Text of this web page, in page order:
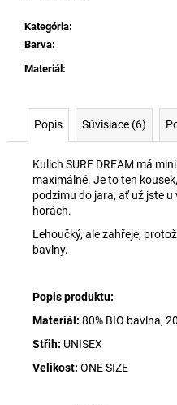
Kategória:
Barva:
Materiál:
Popis Súvisiace (6)
Kulich SURF DREAM má
maximálně. Je to ten
podzimu do jara, ať už jste u
horách.
Lehoučký, ale zahřeje,
bavlny.
Popis produktu:
Materiál: 80% BIO bavlna,
Střih: UNISEX
Velikost: ONE SIZE